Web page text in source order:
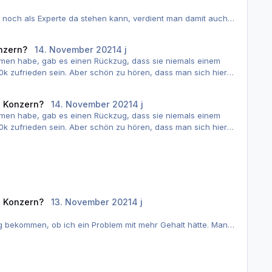
als Experte da stehen kann, verdient man damit auch
14. November 20214 j
habe, gab es einen Rückzug, dass sie niemals einem
zufrieden sein. Aber schön zu hören, dass man sich hier
14. November 20214 j
habe, gab es einen Rückzug, dass sie niemals einem
zufrieden sein. Aber schön zu hören, dass man sich hier
13. November 20214 j
ob ich ein Problem mit mehr Gehalt hätte. Man